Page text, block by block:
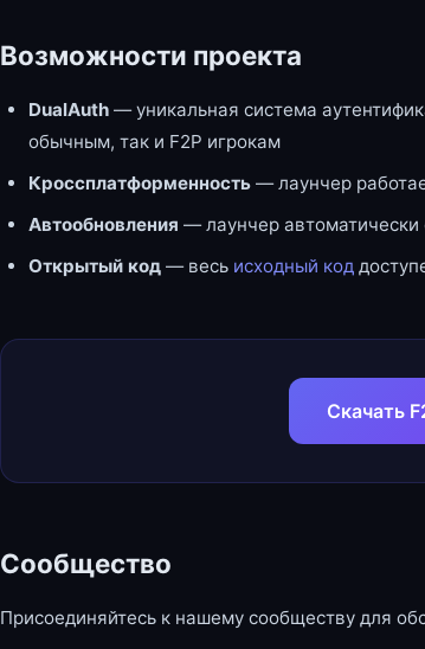
Возможности проекта
DualAuth — уникальная система
обычным, так и F2P игрокам
Кроссплатформенность — лаунчер
Автообновления — лаунчер
Открытый код — весь исходный код
Скачать
Сообщество
Присоединяйтесь к нашему сообществу для